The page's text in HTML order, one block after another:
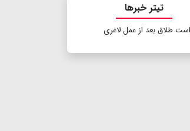
تیتر خبرها
طلاق بعد از عمل لاغری